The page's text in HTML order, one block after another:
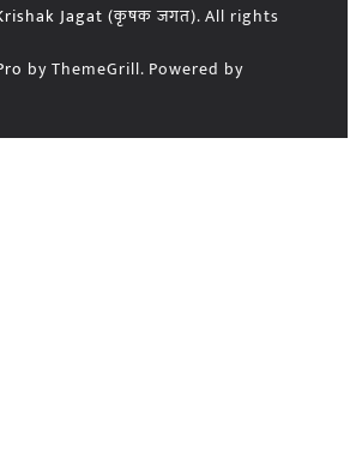
Jagat (कृषक जगत). All rights
by ThemeGrill. Powered by